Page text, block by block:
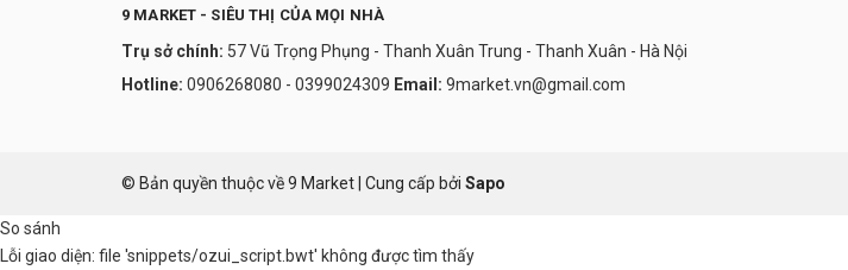
9 MARKET - SIÊU THỊ CỦA MỌI NHÀ
Trụ sở chính: 57 Vũ Trọng Phụng - Thanh Xuân Trung - Thanh Xuân - Hà Nội
Hotline: 0906268080 - 0399024309 Email: 9market.vn@gmail.com
© Bản quyền thuộc về 9 Market Cung cấp bởi Sapo
So sánh
Lỗi giao diện: file 'snippets/ozui_script.bwt' không được tìm thấy